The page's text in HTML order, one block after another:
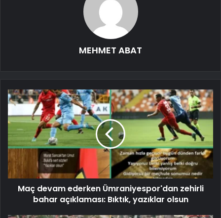
MEHMET ABAT
Maç devam ederken Ümraniyespor'dan zehirli
bahar açıklaması: Bıktık, yazıklar olsun